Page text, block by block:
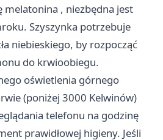
melatonina , niezbędna jest
Szyszynka potrzebuje
niebieskiego, by rozpocząć
do krwioobiegu.
oświetlenia górnego
(poniżej 3000 Kelwinów)
telefonu na godzinę
prawidłowej higieny. Jeśli